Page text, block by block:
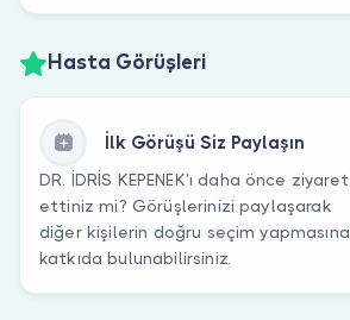
Hasta Görüşleri
İlk Görüşü Siz Paylaşın
DR. İDRİS KEPENEK’ı daha önce ziyaret
ettiniz mi? Görüşlerinizi paylaşarak
diğer kişilerin doğru seçim yapmasına
katkıda bulunabilirsiniz.